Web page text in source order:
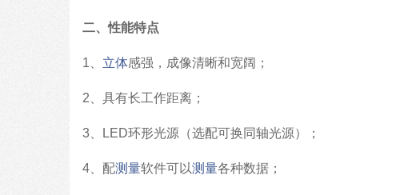
二、性能特点
1、 立体感强，成像清晰和宽阔；
2、具有长工作距离；
3、LED环形光源（选配可换同轴光源）；
4、配测量软件可以测量各种数据；